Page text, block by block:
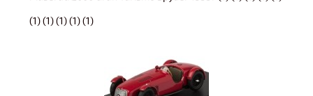
(1) (1) (1) (1) (1)